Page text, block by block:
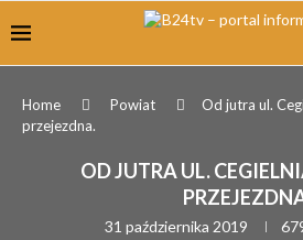
Home Powiat
Od jutra ul.
przejezdna.
OD JUTRA UL.
31 października 2019